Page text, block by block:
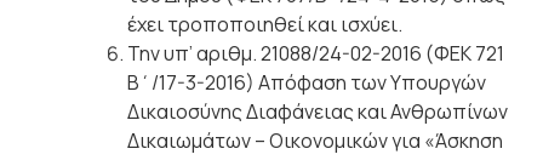
έχει τροποποιηθεί και ισχύει.
Την υπ’ αριθμ. 21088/24-02-2016 (ΦΕΚ 721
Β΄/17-3-2016) Απόφαση των Υπουργών
Δικαιοσύνης Διαφάνειας και Ανθρωπίνων
Δικαιωμάτων – Οικονομικών για «Άσκηση